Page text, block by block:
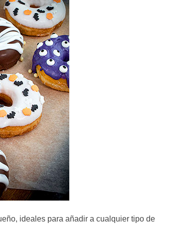
ideales para añadir a cualquier tipo de